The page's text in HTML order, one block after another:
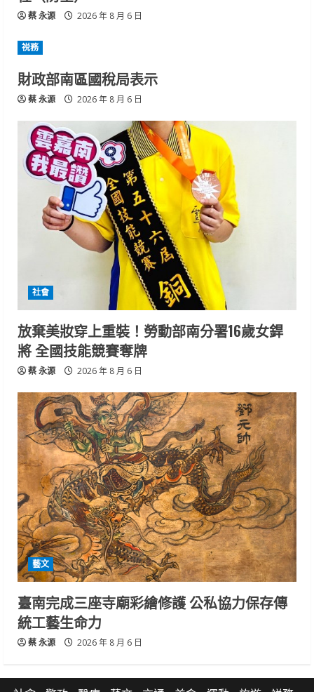
蔡 永源 2026 年 8 月 6 日
祱務
財政部南區國稅局表示
蔡 永源 2026 年 8 月 6 日
社會
放棄美妝穿上重裝！勞動部南分署16歲女銲
將 全國技能競賽奪牌
蔡 永源 2026 年 8 月 6 日
藝文
臺南完成三座寺廟彩繪修護 公私協力保存傳
統工藝生命力
蔡 永源 2026 年 8 月 6 日